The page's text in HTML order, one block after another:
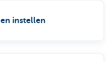
instellen